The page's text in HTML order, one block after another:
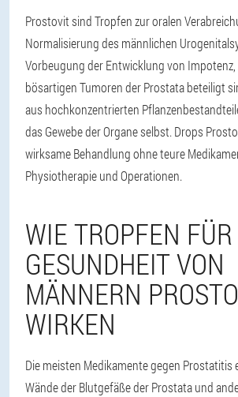
Prostovit sind Tropfen zur oralen
Normalisierung des männlichen
Vorbeugung der Entwicklung von
bösartigen Tumoren der Prostata beteiligt
aus hochkonzentrierten
das Gewebe der Organe selbst. Drops
wirksame Behandlung ohne teure
Physiotherapie und Operationen.
WIE TROPFEN
GESUNDHEIT VON
MÄNNERN
WIRKEN
Die meisten Medikamente gegen Prostatitis
Wände der Blutgefäße der Prostata und